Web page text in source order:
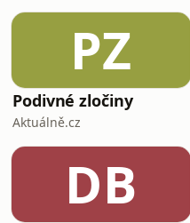
PZ
Podivné zločiny
Aktuálně.cz
DB